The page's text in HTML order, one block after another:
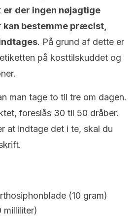
er der ingen nøjagtige
bestemme præcist,
. På grund af dette er
på kosttilskuddet og
man tage to til tre om dagen.
foreslås 30 til 50 dråber.
at indtage det i te, skal du
(10 gram)
milliliter)